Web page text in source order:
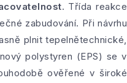
. Třída reakce
zabudování. Při návrhu
plnit tepelnětechnické,
polystyren (EPS) se v
ověřené v široké